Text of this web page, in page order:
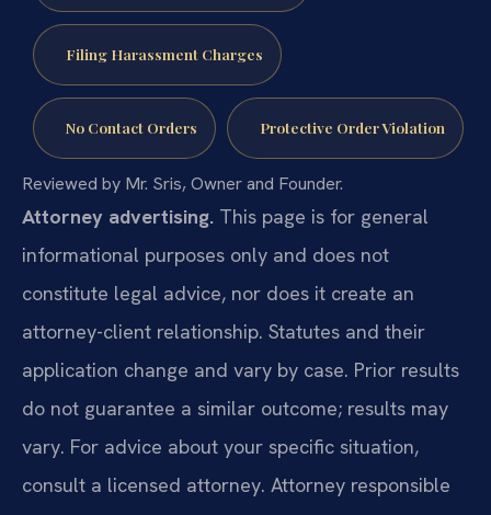
Filing Harassment Charges
No Contact Orders Protective Order Violation
Reviewed by Mr. Sris, Owner and Founder.
Attorney advertising. This page is for general
informational purposes only and does not
constitute legal advice, nor does it create an
attorney-client relationship. Statutes and their
application change and vary by case. Prior results
do not guarantee a similar outcome; results may
vary. For advice about your specific situation,
consult a licensed attorney. Attorney responsible